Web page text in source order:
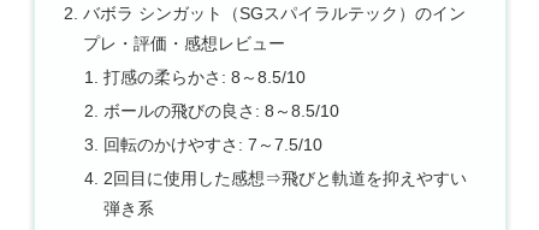
バボラ シンガット（SGスパイラルテック）のイン
プレ・評価・感想レビュー
打感の柔らかさ: 8～8.5/10
ボールの飛びの良さ: 8～8.5/10
回転のかけやすさ: 7～7.5/10
2回目に使用した感想⇒飛びと軌道を抑えやすい
弾き系